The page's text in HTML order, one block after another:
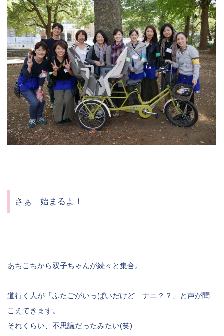
さぁ 始まるよ！
あちこちから双子ちゃんが続々と集合。
道行く人が「ふたごがいっぱいだけど ナニ？？」と声が聞
こえてきます。
それくらい、不思議だったみたい(笑)